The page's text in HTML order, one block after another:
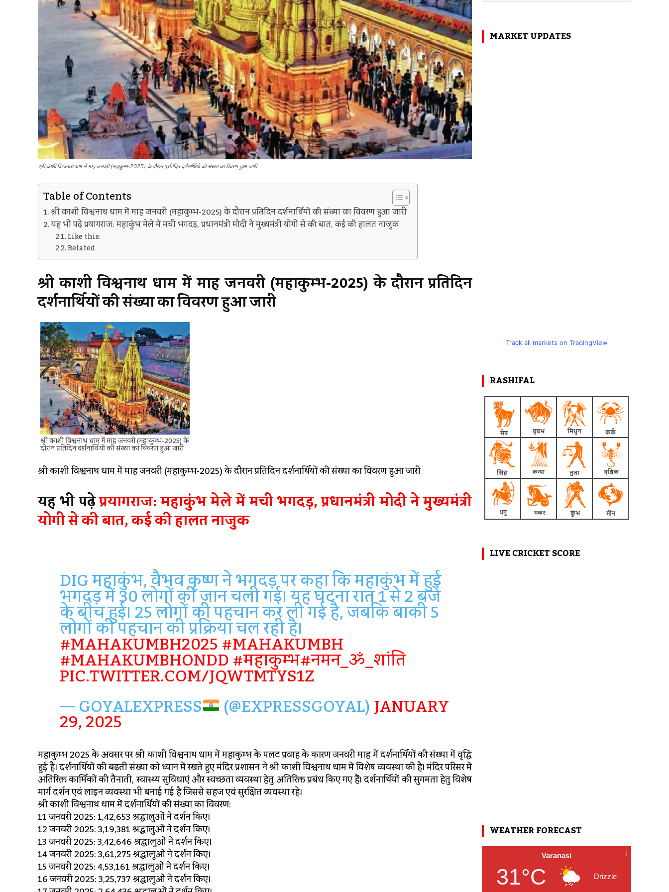
श्री काशी विश्वनाथ धाम में माह जनवरी (महाकुम्भ-2025) के दौरान प्रतिदिन दर्शनार्थियों की संख्या का विवरण हुआ जारी
Table of Contents
श्री काशी विश्वनाथ धाम में माह जनवरी (महाकुम्भ-2025) के दौरान प्रतिदिन दर्शनार्थियों की संख्या का विवरण हुआ जारी
यह भी पढ़े प्रयागराज: महाकुंभ मेले में मची भगदड़, प्रधानमंत्री मोदी ने मुख्यमंत्री योगी से की बात, कई की हालत नाजुक
Like this:
Related
श्री काशी विश्वनाथ धाम में माह जनवरी (महाकुम्भ-2025) के दौरान प्रतिदिन
दर्शनार्थियों की संख्या का विवरण हुआ जारी
श्री काशी विश्वनाथ धाम में माह जनवरी (महाकुम्भ-2025) के
दौरान प्रतिदिन दर्शनार्थियों की संख्या का विवरण हुआ जारी
श्री काशी विश्वनाथ धाम में माह जनवरी (महाकुम्भ-2025) के दौरान प्रतिदिन दर्शनार्थियों की संख्या का विवरण हुआ जारी
यह भी पढ़ेप्रयागराज: महाकुंभ मेले में मची भगदड़, प्रधानमंत्री मोदी ने मुख्यमंत्री
योगी से की बात, कई की हालत नाजुक
DIG महाकुंभ, वैभव कृष्ण ने भगदड़ पर कहा कि महाकुंभ में हुई
भगदड़ में 30 लोगों की जान चली गई। यह घटना रात 1 से 2 बजे
के बीच हुई। 25 लोगों की पहचान कर ली गई है, जबकि बाकी 5
लोगों की पहचान की प्रक्रिया चल रही है।
#MAHAKUMBH2025#MAHAKUMBH
#MAHAKUMBHONDD#महाकुम्भ#नमन_ॐ_शांति
PIC.TWITTER.COM/JQWTMTYS1Z
— GOYALEXPRESS
(@EXPRESSGOYAL)JANUARY
29, 2025
महाकुम्भ 2025 के अवसर पर श्री काशी विश्वनाथ धाम में महाकुम्भ के पलट प्रवाह के कारण जनवरी माह में दर्शनार्थियों की संख्या में वृद्धि
हुई है। दर्शनार्थियों की बढ़ती संख्या को ध्यान में रखते हुए मंदिर प्रशासन ने श्री काशी विश्वनाथ धाम में विशेष व्यवस्था की है। मंदिर परिसर में
अतिरिक्त कार्मिकों की तैनाती, स्वास्थ्य सुविधाएं और स्वच्छता व्यवस्था हेतु अतिरिक्त प्रबंध किए गए हैं। दर्शनार्थियों की सुगमता हेतु विशेष
मार्ग दर्शन एवं लाइन व्यवस्था भी बनाई गई है जिससे सहज एवं सुरक्षित व्यवस्था रहे।
श्री काशी विश्वनाथ धाम में दर्शनार्थियों की संख्या का विवरण:
11 जनवरी 2025: 1,42,653 श्रद्धालुओं ने दर्शन किए।
12 जनवरी 2025: 3,19,381 श्रद्धालुओं ने दर्शन किए।
13 जनवरी 2025: 3,42,646 श्रद्धालुओं ने दर्शन किए।
14 जनवरी 2025: 3,61,275 श्रद्धालुओं ने दर्शन किए।
15 जनवरी 2025: 4,53,161 श्रद्धालुओं ने दर्शन किए।
16 जनवरी 2025: 3,25,737 श्रद्धालुओं ने दर्शन किए।
MARKET UPDATES
Track all markets on TradingView
RASHIFAL
LIVE CRICKET SCORE
WEATHER FORECAST
Varanasi
31°C Drizzle